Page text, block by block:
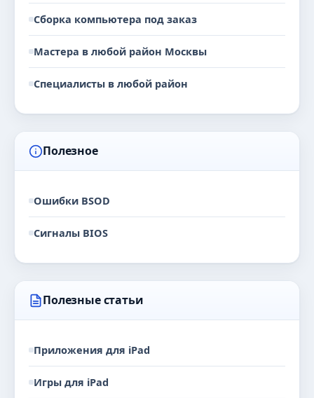
Сборка компьютера под заказ
Мастера в любой район Москвы
Специалисты в любой район
Полезное
Ошибки BSOD
Сигналы BIOS
Полезные статьи
Приложения для iPad
Игры для iPad